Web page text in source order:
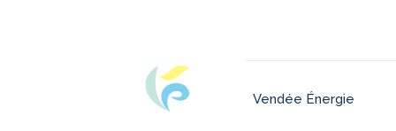
Vendée Énergie